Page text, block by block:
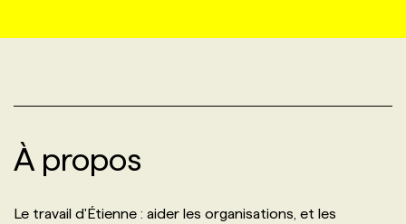
AFFAIRES DE L'INDUSTRIE
INITIATIVES NUMÉRIQUES
PRIX ET DISTINCTIONS
WEB & MÉDIAS SOCIAUX
MARKETING DURABLE
GEO/SEO
INFOLETTRE PUBLICITÉ
ANNONCEZ AVEC NOUS
CONSULTER LA CVTHÈQUE
PROFIL ENTREPRISE
FAQ
VOIR LES OFFRES
PROFIL CANDIDAT
FAQ
ANNONCEZ AVEC NOUS
NOS FORMATIONS EN LIGNE
NOS PARCOURS DE FORMATIONS
FORMATIONS PERSONNALISÉES
CHASSE DE TÊTE
SERVICE DE CHASSE DE TÊTE
NOS TARIFS
À propos
Le travail d'Étienne : aider les organisations, et les